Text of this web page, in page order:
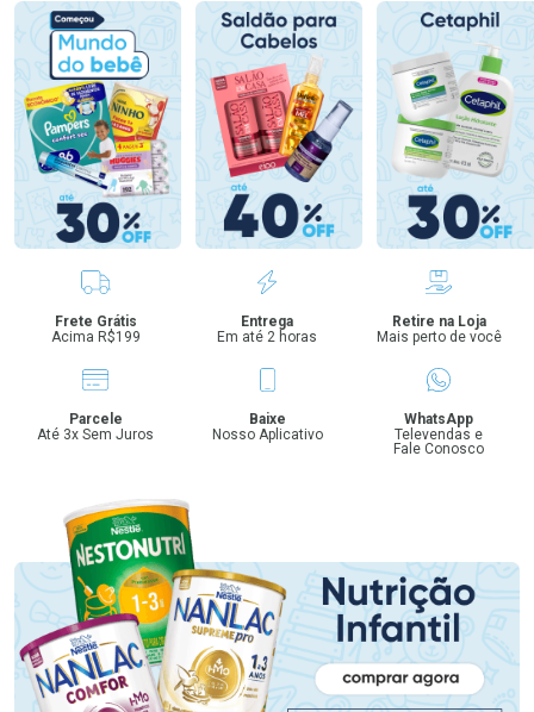
Benefícios
Frete Grátis
Acima R$199
Entrega
Em até 2 horas
Retire na Loja
Mais perto de você
Parcele
Até 3x Sem Juros
Baixe
Nosso Aplicativo
WhatsApp
Televendas e
Fale Conosco